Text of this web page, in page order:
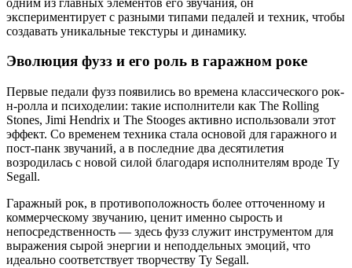
экспериментирует с разными типами педалей и техник, чтобы
создавать уникальные текстуры и динамику.
Эволюция фузз и его роль в гаражном роке
Первые педали фузз появились во времена классического рок-
н-ролла и психоделии: такие исполнители как The Rolling
Stones, Jimi Hendrix и The Stooges активно использовали этот
эффект. Со временем техника стала основой для гаражного и
пост-панк звучаний, а в последние два десятилетия
возродилась с новой силой благодаря исполнителям вроде Ty
Segall.
Гаражный рок, в противоположность более отточенному и
коммерческому звучанию, ценит именно сырость и
непосредственность — здесь фузз служит инструментом для
выражения сырой энергии и неподдельных эмоций, что
идеально соответствует творчеству Ty Segall.